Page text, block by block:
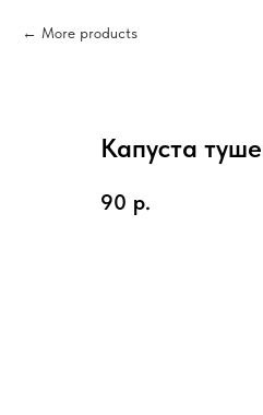
More products
Капуста
90 р.